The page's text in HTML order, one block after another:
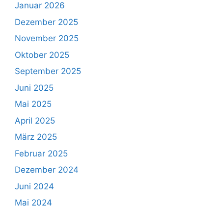
Januar 2026
Dezember 2025
November 2025
Oktober 2025
September 2025
Juni 2025
Mai 2025
April 2025
März 2025
Februar 2025
Dezember 2024
Juni 2024
Mai 2024